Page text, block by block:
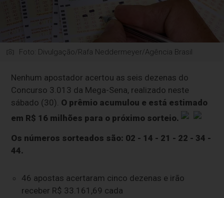
Foto: Divulgação/Rafa Neddermeyer/Agência Brasil
Nenhum apostador acertou as seis dezenas do
Concurso 3.013 da Mega-Sena, realizado neste
sábado (30). O prêmio acumulou e está estimado
em R$ 16 milhões para o próximo sorteio.
Os números sorteados são: 02 - 14 - 21 - 22 - 34 -
44.
46 apostas acertaram cinco dezenas e irão
receber R$ 33.161,69 cada